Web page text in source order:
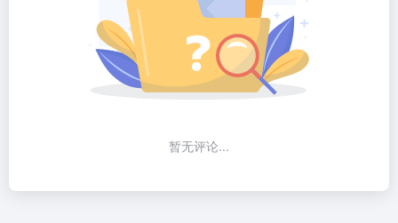
暂无评论...